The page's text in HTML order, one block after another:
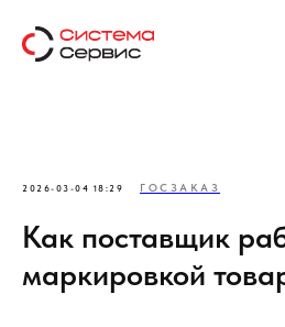
2026-03-04 18:29 ГОСЗАКАЗ
Как поставщик
маркировкой